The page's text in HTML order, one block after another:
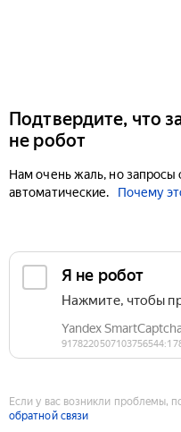
Подтвердите, что
не робот
Нам очень жаль, но запросы
автоматические.
Почему
Если у вас возникли проблемы,
обратной связи